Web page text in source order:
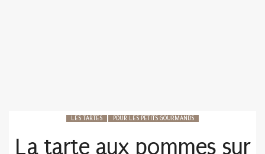
LES TARTES POUR LES PETITS GOURMANDS
La tarte aux pommes sur